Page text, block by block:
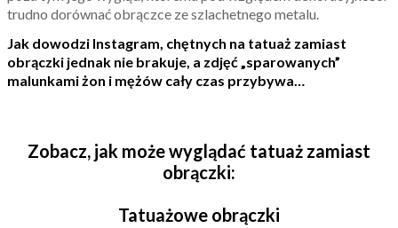
trudno dorównać obrączce ze szlachetnego metalu.
Jak dowodzi Instagram, chętnych na tatuaż zamiast
obrączki jednak nie brakuje, a zdjęć „sparowanych”
malunkami żon i mężów cały czas przybywa…
Zobacz, jak może wyglądać tatuaż zamiast
obrączki:
Tatuażowe obrączki